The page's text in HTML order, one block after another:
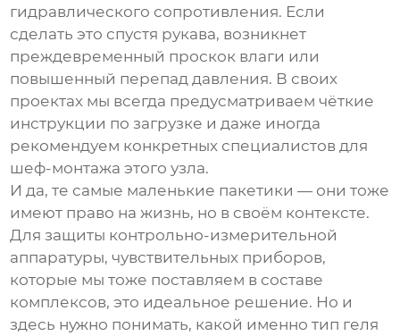
гидравлического сопротивления. Если
сделать это спустя рукава, возникнет
преждевременный проскок влаги или
повышенный перепад давления. В своих
проектах мы всегда предусматриваем чёткие
инструкции по загрузке и даже иногда
рекомендуем конкретных специалистов для
шеф-монтажа этого узла.
И да, те самые маленькие пакетики — они тоже
имеют право на жизнь, но в своём контексте.
Для защиты контрольно-измерительной
аппаратуры, чувствительных приборов,
которые мы тоже поставляем в составе
комплексов, это идеальное решение. Но и
здесь нужно понимать, какой именно тип геля